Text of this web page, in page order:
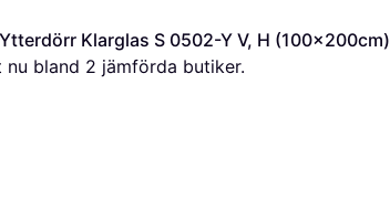
Klarglas S 0502-Y V, H (100x200cm)
bland 2 jämförda butiker.